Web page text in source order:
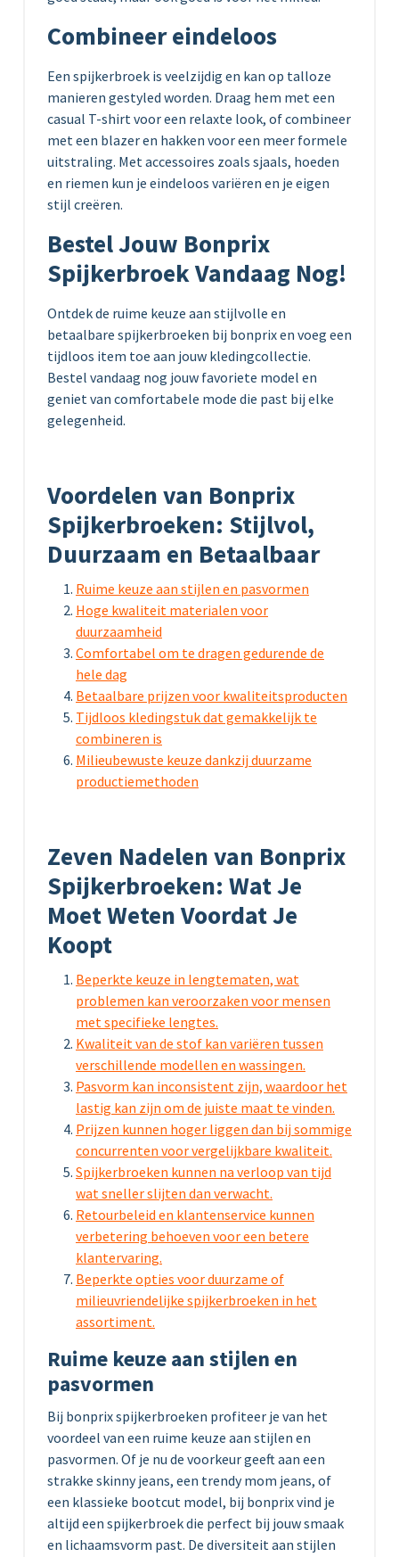
Combineer eindeloos
Een spijkerbroek is veelzijdig en kan op talloze
manieren gestyled worden. Draag hem met een
casual T-shirt voor een relaxte look, of combineer
met een blazer en hakken voor een meer formele
uitstraling. Met accessoires zoals sjaals, hoeden
en riemen kun je eindeloos variëren en je eigen
stijl creëren.
Bestel Jouw Bonprix
Spijkerbroek Vandaag Nog!
Ontdek de ruime keuze aan stijlvolle en
betaalbare spijkerbroeken bij bonprix en voeg een
tijdloos item toe aan jouw kledingcollectie.
Bestel vandaag nog jouw favoriete model en
geniet van comfortabele mode die past bij elke
gelegenheid.
Voordelen van Bonprix
Spijkerbroeken: Stijlvol,
Duurzaam en Betaalbaar
Ruime keuze aan stijlen en pasvormen
Hoge kwaliteit materialen voor
duurzaamheid
Comfortabel om te dragen gedurende de
hele dag
Betaalbare prijzen voor kwaliteitsproducten
Tijdloos kledingstuk dat gemakkelijk te
combineren is
Milieubewuste keuze dankzij duurzame
productiemethoden
Zeven Nadelen van Bonprix
Spijkerbroeken: Wat Je
Moet Weten Voordat Je
Koopt
Beperkte keuze in lengtematen, wat
problemen kan veroorzaken voor mensen
met specifieke lengtes.
Kwaliteit van de stof kan variëren tussen
verschillende modellen en wassingen.
Pasvorm kan inconsistent zijn, waardoor het
lastig kan zijn om de juiste maat te vinden.
Prijzen kunnen hoger liggen dan bij sommige
concurrenten voor vergelijkbare kwaliteit.
Spijkerbroeken kunnen na verloop van tijd
wat sneller slijten dan verwacht.
Retourbeleid en klantenservice kunnen
verbetering behoeven voor een betere
klantervaring.
Beperkte opties voor duurzame of
milieuvriendelijke spijkerbroeken in het
assortiment.
Ruime keuze aan stijlen en
pasvormen
Bij bonprix spijkerbroeken profiteer je van het
voordeel van een ruime keuze aan stijlen en
pasvormen. Of je nu de voorkeur geeft aan een
strakke skinny jeans, een trendy mom jeans, of
een klassieke bootcut model, bij bonprix vind je
altijd een spijkerbroek die perfect bij jouw smaak
en lichaamsvorm past. De diversiteit aan stijlen